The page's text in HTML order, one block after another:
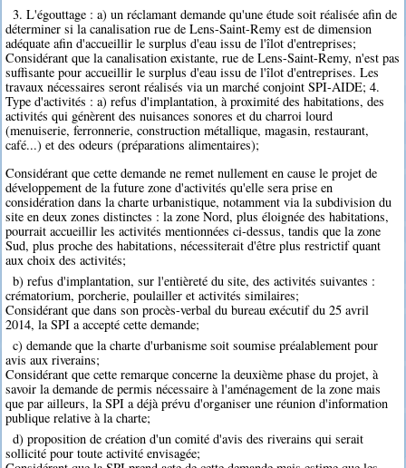
3. L'égouttage : a) un réclamant demande qu'une étude soit réalisée afin de
déterminer si la canalisation rue de Lens-Saint-Remy est de dimension
adéquate afin d'accueillir le surplus d'eau issu de l'îlot d'entreprises;
Considérant que la canalisation existante, rue de Lens-Saint-Remy, n'est pas
suffisante pour accueillir le surplus d'eau issu de l'îlot d'entreprises. Les
travaux nécessaires seront réalisés via un marché conjoint SPI-AIDE; 4.
Type d'activités : a) refus d'implantation, à proximité des habitations, des
activités qui génèrent des nuisances sonores et du charroi lourd
(menuiserie, ferronnerie, construction métallique, magasin, restaurant,
café...) et des odeurs (préparations alimentaires);
Considérant que cette demande ne remet nullement en cause le projet de
développement de la future zone d'activités qu'elle sera prise en
considération dans la charte urbanistique, notamment via la subdivision du
site en deux zones distinctes : la zone Nord, plus éloignée des habitations,
pourrait accueillir les activités mentionnées ci-dessus, tandis que la zone
Sud, plus proche des habitations, nécessiterait d'être plus restrictif quant
aux choix des activités;
b) refus d'implantation, sur l'entièreté du site, des activités suivantes :
crématorium, porcherie, poulailler et activités similaires;
Considérant que dans son procès-verbal du bureau exécutif du 25 avril
2014, la SPI a accepté cette demande;
c) demande que la charte d'urbanisme soit soumise préalablement pour
avis aux riverains;
Considérant que cette remarque concerne la deuxième phase du projet, à
savoir la demande de permis nécessaire à l'aménagement de la zone mais
que par ailleurs, la SPI a déjà prévu d'organiser une réunion d'information
publique relative à la charte;
d) proposition de création d'un comité d'avis des riverains qui serait
sollicité pour toute activité envisagée;